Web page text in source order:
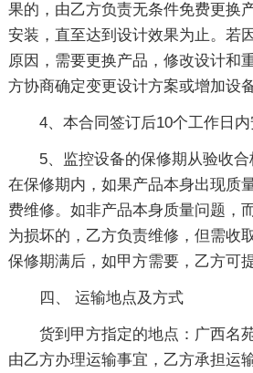
果的，由乙方负责无条件免费更换
安装，直至达到设计效果为止。若
原因，需要更换产品，修改设计和
方协商确定变更设计方案或增加设备
4、本合同签订后10个工作日内
5、监控设备的保修期从验收合
在保修期内，如果产品本身出现质
费维修。如非产品本身质量问题，
为损坏的，乙方负责维修，但需收
保修期满后，如甲方需要，乙方可
四、 运输地点及方式
货到甲方指定的地点：广西名
由乙方办理运输事宜，乙方承担运